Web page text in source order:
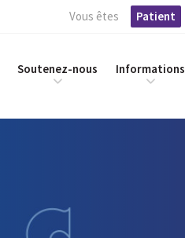
Vous êtes Patient
Soutenez-nous Informations